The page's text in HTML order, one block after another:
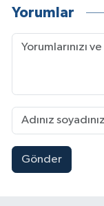
Yorumlar
Gönder